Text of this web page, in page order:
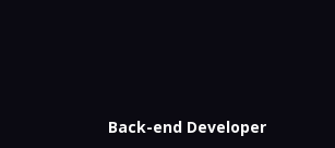
Back-end Developer